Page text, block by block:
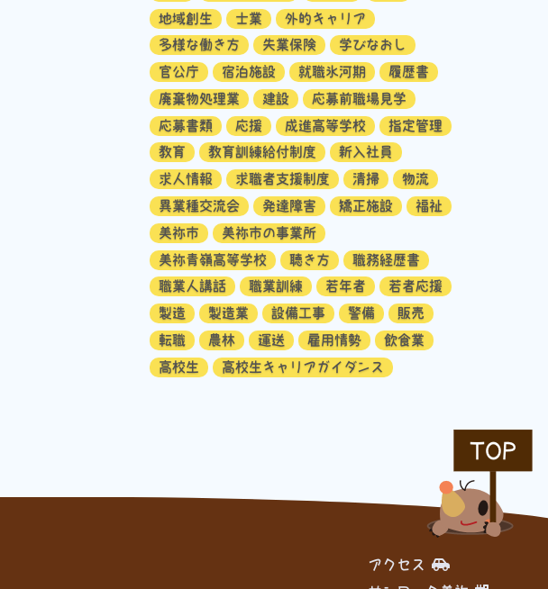
地域創生
士業
外的キャリア
多様な働き方
失業保険
学びなおし
官公庁
宿泊施設 就職氷河期
履歴書
廃棄物処理業
建設
応募前職場見学
応募書類
応援 成進高等学校
指定管理
教育
教育訓練給付制度
新入社員
求人情報
求職者支援制度 清掃
物流
異業種交流会
発達障害 矯正施設
福祉
美祢市
美祢市の事業所
美祢青嶺高等学校
聴き方
職務経歴書
職業人講話
職業訓練 若年者
若者応援
製造
製造業 設備工事 警備
販売
転職
農林 運送 雇用情勢
飲食業
高校生
高校生キャリアガイダンス
TOP
アクセス